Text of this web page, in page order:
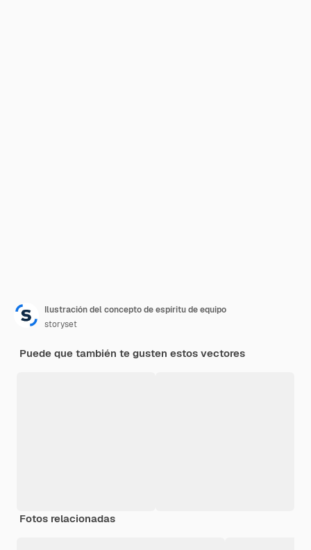
Ilustración del concepto de espíritu de equipo
storyset
Puede que también te gusten estos vectores
Fotos relacionadas